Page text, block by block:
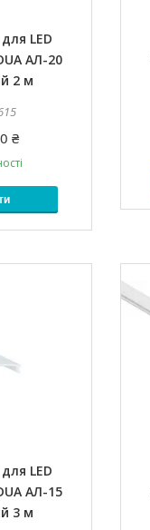
LED
АЛ-20
2 м
₴
LED
АЛ-15
3 м